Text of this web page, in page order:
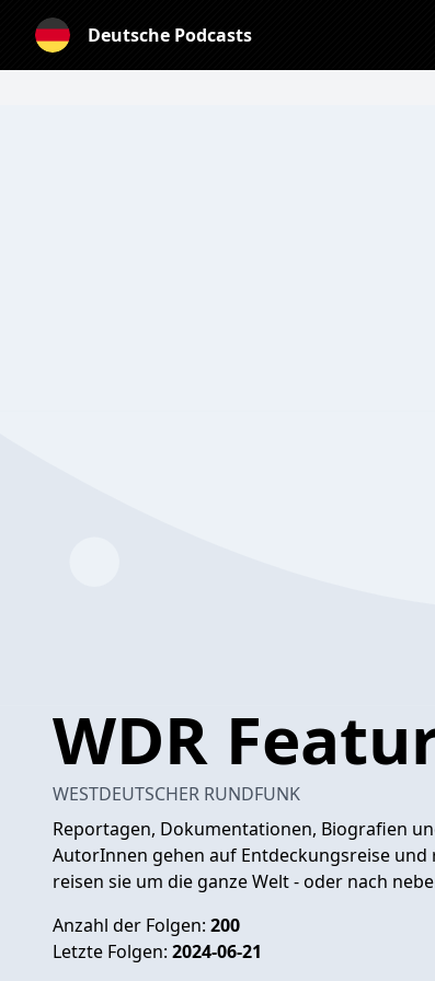
Deutsche Podcasts
WDR
WESTDEUTSCHER RUNDFUNK
Reportagen, Dokumentationen, Biografien
AutorInnen gehen auf Entdeckungsreise
reisen sie um die ganze Welt - oder nach
Anzahl der Folgen: 200
Letzte Folgen: 2024-06-21